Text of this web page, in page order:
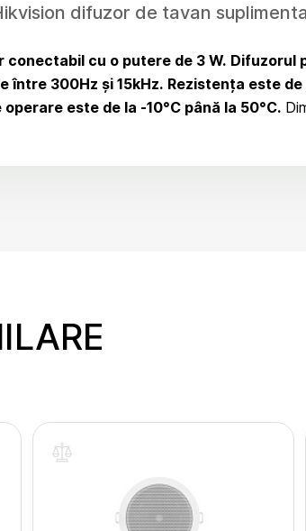
difuzor de tavan
cu o putere de 3 W. Difuzorul
între 300Hz și 15kHz. Rezistența este
este de la -10°C până la 50°C.